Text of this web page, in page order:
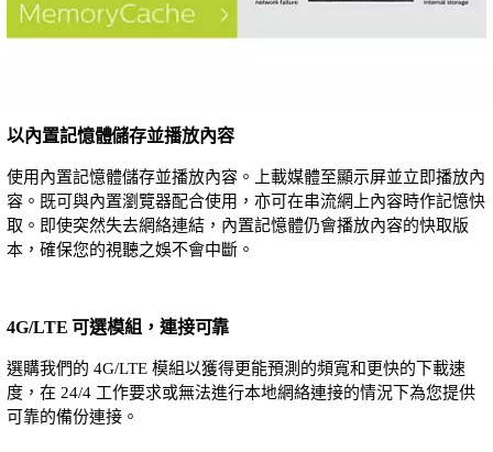
以內置記憶體儲存並播放內容
使用內置記憶體儲存並播放內容。上載媒體至顯示屏並立即播放內
容。既可與內置瀏覽器配合使用，亦可在串流網上內容時作記憶快
取。即使突然失去網絡連結，內置記憶體仍會播放內容的快取版
本，確保您的視聽之娛不會中斷。
4G/LTE 可選模組，連接可靠
選購我們的 4G/LTE 模組以獲得更能預測的頻寬和更快的下載速
度，在 24/4 工作要求或無法進行本地網絡連接的情況下為您提供
可靠的備份連接。